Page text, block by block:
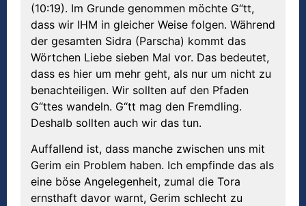
(10:19). Im Grunde genommen möchte G“tt,
dass wir IHM in gleicher Weise folgen. Während
der gesamten Sidra (Parscha) kommt das
Wörtchen Liebe sieben Mal vor. Das bedeutet,
dass es hier um mehr geht, als nur um nicht zu
benachteiligen. Wir sollten auf den Pfaden
G“ttes wandeln. G“tt mag den Fremdling.
Deshalb sollten auch wir das tun.
Auffallend ist, dass manche zwischen uns mit
Gerim ein Problem haben. Ich empfinde das als
eine böse Angelegenheit, zumal die Tora
ernsthaft davor warnt, Gerim schlecht zu